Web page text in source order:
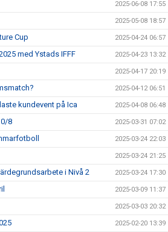
2025-06-08 17:55
2025-05-08 18:57
Cup 2025-04-24 06:57
med Ystads IFFF 2025-04-23 13:32
2025-04-17 20:19
2025-04-12 06:51
kundevent på Ica 2025-04-08 06:48
8 2025-03-31 07:02
2025-03-24 22:03
2025-03-24 21:25
i Nivå 2 2025-03-24 17:30
2025-03-09 11:37
2025-03-03 20:32
2025-02-20 13:39